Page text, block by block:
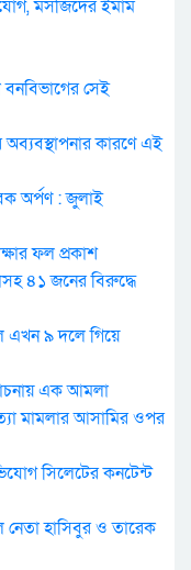
মসজিদের ইমাম
সেই
অব্যবস্থাপনার কারণে এই
অর্পণ : জুলাই
ফল প্রকাশ
৪১ জনের বিরুদ্ধে
এখন ৯ দলে গিয়ে
এক আমলা
মামলার আসামির ওপর
সিলেটের কনটেন্ট
নেতা হাসিবুর ও তারেক